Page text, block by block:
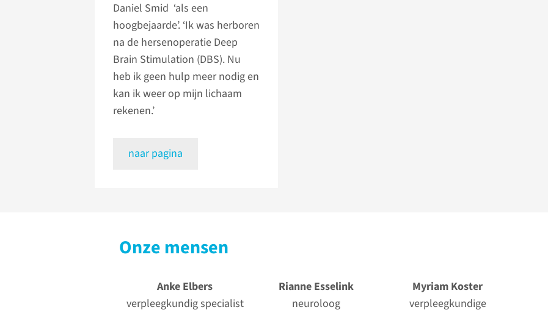
Daniel Smid ‘als een
hoogbejaarde’. ‘Ik was herboren
na de hersenoperatie Deep
Brain Stimulation (DBS). Nu
heb ik geen hulp meer nodig en
kan ik weer op mijn lichaam
rekenen.’
naar pagina
Onze mensen
Anke Elbers
verpleegkundig specialist
Rianne Esselink
neuroloog
Myriam Koster
verpleegkundige